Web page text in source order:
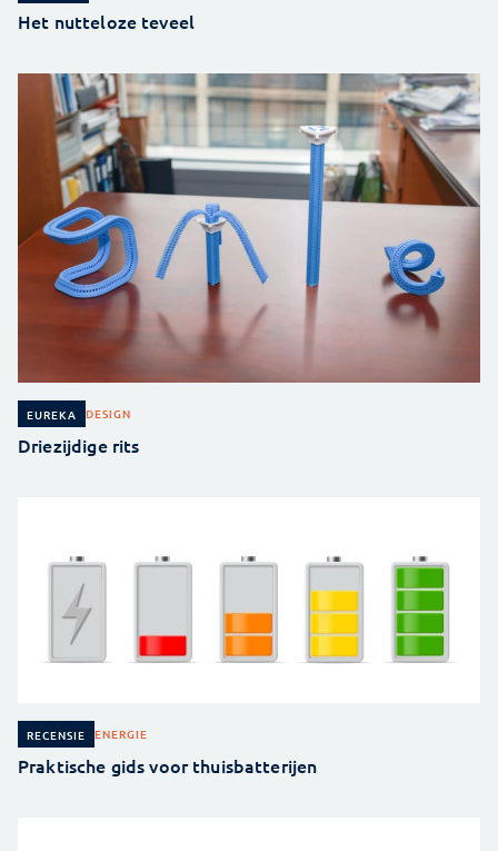
Het nutteloze teveel
EUREKA DESIGN
Driezijdige rits
RECENSIE ENERGIE
Praktische gids voor thuisbatterijen